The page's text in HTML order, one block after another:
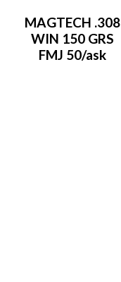
MAGTECH .308
WIN 150 GRS
FMJ 50/ask